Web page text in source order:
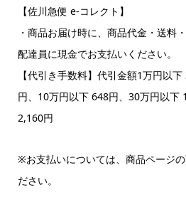
【佐川急便 e-コレクト】
・商品お届け時に、商品代金・送料
配達員に現金でお支払いください。
【代引き手数料】代引金額1万円以
円、10万円以下 648円、30万円以下
2,160円
※お支払いについては、商品ページ
ださい。